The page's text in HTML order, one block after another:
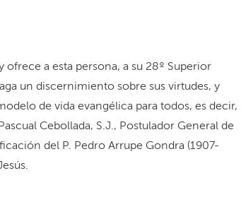
ofrece a esta persona, a su 28º Superior
un discernimiento sobre sus virtudes, y
de vida evangélica para todos, es decir,
Cebollada, S.J., Postulador General de
del P. Pedro Arrupe Gondra (1907-